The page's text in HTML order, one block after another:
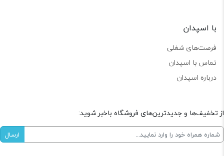
با اسپدان
فرصت‌های شغلی
تماس با اسپدان
درباره اسپدان
از تخفیف‌ها و جدیدترین‌های فروشگاه باخبر شوید: